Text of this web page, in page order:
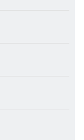
सेटिङको
मन्त्रालय
सेटिङः१